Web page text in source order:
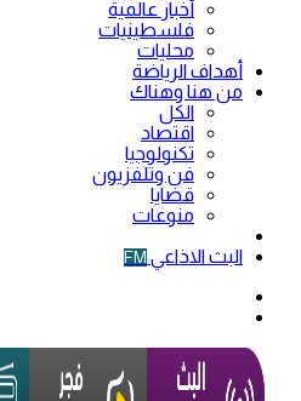
أخبار عالمية
فلسطينيات
محليات
أهداف الرياضة
من هنا وهناك
الكل
اقتصاد
تكنولوجيا
فن وتلفزيون
قضايا
منوعات
البث الاذاعي FM